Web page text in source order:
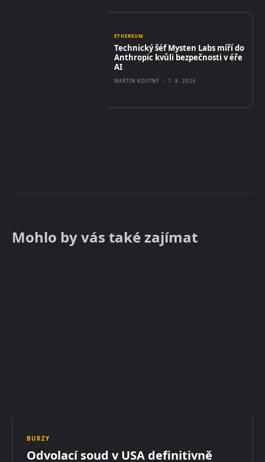
ETHEREUM
Technický šéf Mysten Labs míří do
Anthropic kvůli bezpečnosti v éře
AI
MARTIN KOUTNÝ - 7. 8. 2026
Mohlo by vás také zajímat
BURZY
Odvolací soud v USA definitivně